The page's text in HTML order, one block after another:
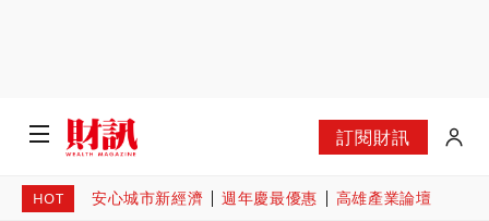
訂閱財訊
HOT 安心城市新經濟 週年慶最優惠 高雄產業論壇